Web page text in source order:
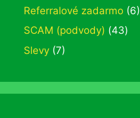
Referralové zadarmo (6)
SCAM (podvody) (43)
Slevy (7)